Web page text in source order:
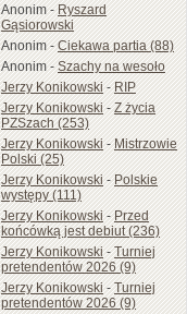
Anonim-Ryszard
Gąsiorowski
Anonim-Ciekawa partia (88)
Anonim-Szachy na wesoło
Jerzy Konikowski-RIP
Jerzy Konikowski-Z życia
PZSzach (253)
Jerzy Konikowski-Mistrzowie
Polski (25)
Jerzy Konikowski-Polskie
występy (111)
Jerzy Konikowski-Przed
końcówką jest debiut (236)
Jerzy Konikowski-Turniej
pretendentów 2026 (9)
Jerzy Konikowski-Turniej
pretendentów 2026 (9)